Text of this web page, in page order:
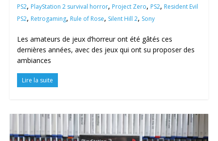
PS2, PlayStation 2 survival horror, Project Zero, PS2, Resident Evil
PS2, Retrogaming, Rule of Rose, Silent Hill 2, Sony
Les amateurs de jeux d’horreur ont été gâtés ces
dernières années, avec des jeux qui ont su proposer des
ambiances
Lire la suite